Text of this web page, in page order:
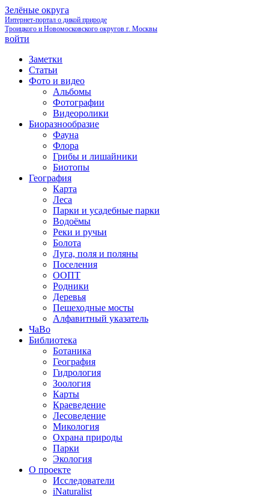
Зелёные округа
Интернет-портал о дикой природе
Троицкого и Новомосковского округов г. Москвы
войти
Заметки
Статьи
Фото и видео
Альбомы
Фотографии
Видеоролики
Биоразнообразие
Фауна
Флора
Грибы и лишайники
Биотопы
География
Карта
Леса
Парки и усадебные парки
Водоёмы
Реки и ручьи
Болота
Луга, поля и поляны
Поселения
ООПТ
Родники
Деревья
Пешеходные мосты
Алфавитный указатель
ЧаВо
Библиотека
Ботаника
География
Гидрология
Зоология
Карты
Краеведение
Лесоведение
Микология
Охрана природы
Парки
Экология
О проекте
Исследователи
iNaturalist